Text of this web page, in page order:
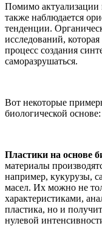
Помимо актуализации
также наблюдается
тенденции.
исследований,
процесс создания
саморазрушаться.
Вот некоторые
биологической основе:
Пластики на основе
материалы
например, кукурузы,
масел. Их можно не
характеристиками,
пластика, но и
нулевой